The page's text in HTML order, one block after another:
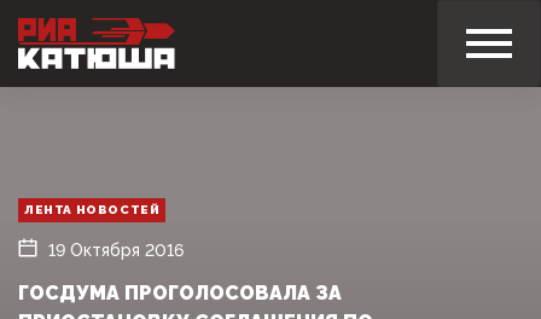
ЛЕНТА НОВОСТЕЙ
19 Октября 2016
ГОСДУМА ПРОГОЛОСОВАЛА ЗА